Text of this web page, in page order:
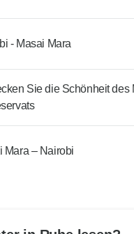
- Masai Mara
Sie die Schönheit des
Mara – Nairobi